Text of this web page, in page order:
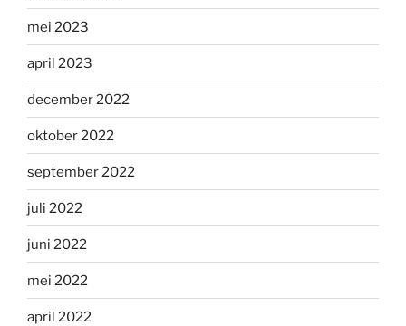
mei 2023
april 2023
december 2022
oktober 2022
september 2022
juli 2022
juni 2022
mei 2022
april 2022